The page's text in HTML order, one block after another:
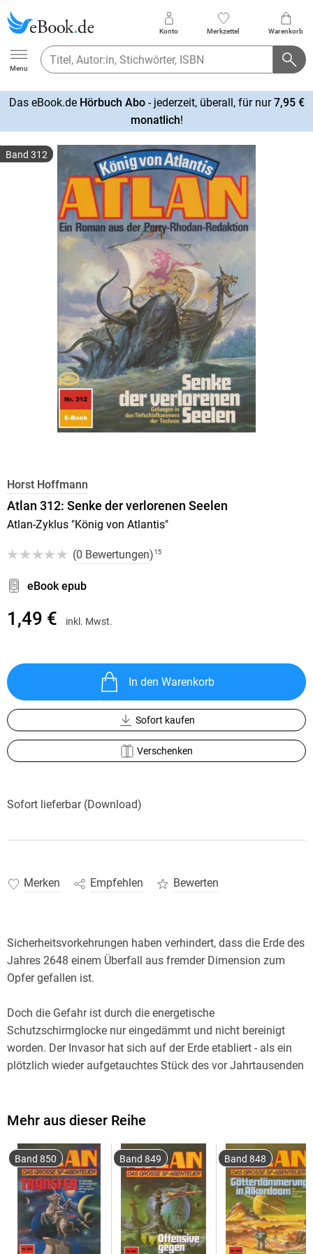
Ebook.de
Menu
Konto Merkzettel Warenkorb
Das eBook.de Hörbuch Abo- jederzeit, überall, für nur7,95 €
monatlich!
Band 312
Horst Hoffmann
Atlan 312: Senke der verlorenen Seelen
Atlan-Zyklus "König von Atlantis"
(0 Bewertungen) 15
eBook epub
1,49 € inkl. Mwst.
In den Warenkorb
Sofort kaufen
Verschenken
Sofort lieferbar (Download)
Merken Empfehlen Bewerten
Sicherheitsvorkehrungen haben verhindert, dass die Erde des
Jahres 2648 einem Überfall aus fremder Dimension zum
Doch die Gefahr ist durch die energetische
Schutzschirmglocke nur eingedämmt und nicht bereinigt
worden. Der Invasor hat sich auf der Erde etabliert - als ein
plötzlich wieder aufgetauchtes Stück des vor Jahrtausenden
Atlan, Lordadmiral der USO, und Razamon, der Berserker - er
die Erde verbannt und durch einen "Zeitklumpen" relativ
unsterblich gemacht - sind die einzigen, die den
"Wölbmantel" unbeschadet durchdringen können, mit dem
sich die geheimnisvollen Leiter der Invasion ihrerseits vor
ungebetenen Gästen schützen.
Mehr aus dieser Reihe
Band 850 Band 849 Band 848